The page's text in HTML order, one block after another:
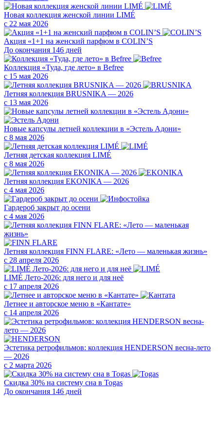
Новая коллекция женской линии LIMÉ
с 22 мая 2026
Акция «1+1 на женский парфюм в COLIN’S
До окончания 146 дней
Коллекция «Туда, где лето» в Befree
с 15 мая 2026
Летняя коллекция BRUSNIKA — 2026
с 13 мая 2026
Новые капсулы летней коллекции в «Эстель Адони»
с 8 мая 2026
Летняя детская коллекция LIMÉ
с 8 мая 2026
Летняя коллекция EKONIKA — 2026
с 4 мая 2026
Гардероб закрыт до осени
с 4 мая 2026
Летняя коллекция FINN FLARE: «Лето — маленькая жизнь»
с 28 апреля 2026
LIMÉ Лето-2026: для него и для неё
с 17 апреля 2026
Летнее и авторское меню в «Кантате»
с 14 апреля 2026
Эстетика ретрофильмов: коллекция HENDERSON весна-лето
— 2026
с 2 марта 2026
Скидка 30% на систему сна в Togas
До окончания 146 дней